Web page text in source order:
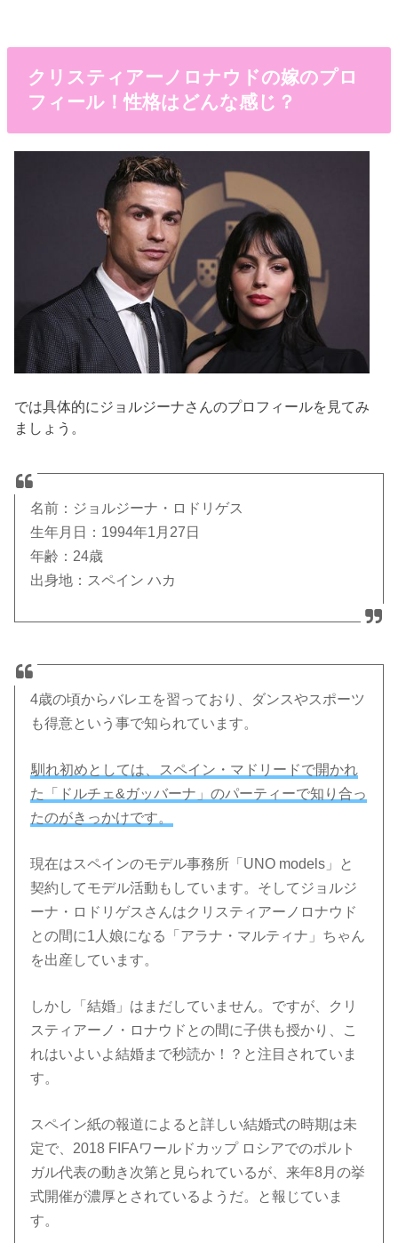
クリスティアーノロナウドの嫁のプロ
フィール！性格はどんな感じ？
では具体的にジョルジーナさんのプロフィールを見てみ
ましょう。
名前：ジョルジーナ・ロドリゲス
生年月日：1994年1月27日
年齢：24歳
出身地：スペイン ハカ
4歳の頃からバレエを習っており、ダンスやスポーツ
も得意という事で知られています。
馴れ初めとしては、スペイン・マドリードで開かれ
た「ドルチェ&ガッバーナ」のパーティーで知り合っ
たのがきっかけです。
現在はスペインのモデル事務所「UNO models」と
契約してモデル活動もしています。そしてジョルジ
ーナ・ロドリゲスさんはクリスティアーノロナウド
との間に1人娘になる「アラナ・マルティナ」ちゃん
を出産しています。
しかし「結婚」はまだしていません。ですが、クリ
スティアーノ・ロナウドとの間に子供も授かり、こ
れはいよいよ結婚まで秒読か！？と注目されていま
す。
スペイン紙の報道によると詳しい結婚式の時期は未
定で、2018 FIFAワールドカップ ロシアでのポルト
ガル代表の動き次第と見られているが、来年8月の挙
式開催が濃厚とされているようだ。と報じていま
す。